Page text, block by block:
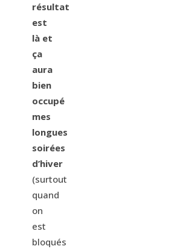
résultat
est
là et
ça
aura
bien
occupé
mes
longues
soirées
d’hiver
(surtout
quand
on
est
bloqués